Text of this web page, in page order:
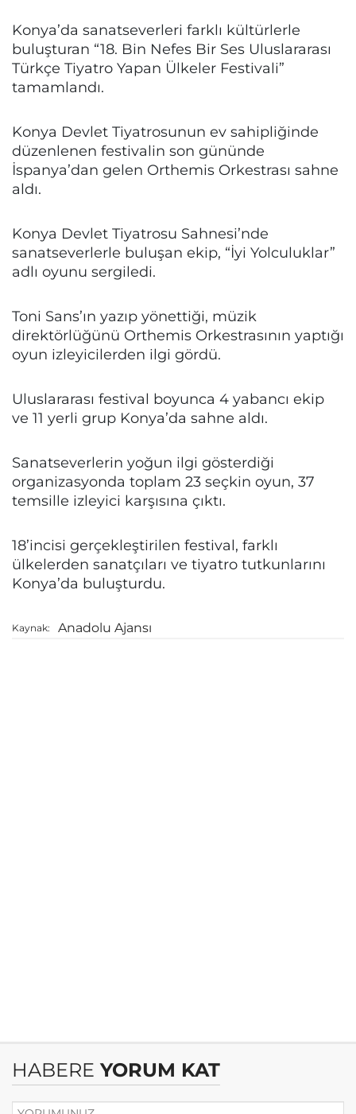
Konya’da sanatseverleri farklı kültürlerle
buluşturan “18. Bin Nefes Bir Ses Uluslararası
Türkçe Tiyatro Yapan Ülkeler Festivali”
tamamlandı.
Konya Devlet Tiyatrosunun ev sahipliğinde
düzenlenen festivalin son gününde
İspanya’dan gelen Orthemis Orkestrası sahne
aldı.
Konya Devlet Tiyatrosu Sahnesi’nde
sanatseverlerle buluşan ekip, “İyi Yolculuklar”
adlı oyunu sergiledi.
Toni Sans’ın yazıp yönettiği, müzik
direktörlüğünü Orthemis Orkestrasının yaptığı
oyun izleyicilerden ilgi gördü.
Uluslararası festival boyunca 4 yabancı ekip
ve 11 yerli grup Konya’da sahne aldı.
Sanatseverlerin yoğun ilgi gösterdiği
organizasyonda toplam 23 seçkin oyun, 37
temsille izleyici karşısına çıktı.
18’incisi gerçekleştirilen festival, farklı
ülkelerden sanatçıları ve tiyatro tutkunlarını
Konya’da buluşturdu.
Kaynak: Anadolu Ajansı
HABERE YORUM KAT